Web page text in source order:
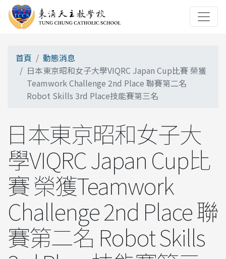
首頁
動態消息
日本東京昭和女子大學VIQRC Japan Cup比賽 榮獲
Teamwork Challenge 2nd Place 聯賽第二名
Robot Skills 3rd Place技能賽第三名
日本東京昭和女子大
學VIQRC Japan Cup比
賽 榮獲Teamwork
Challenge 2nd Place 聯
賽第二名 Robot Skills